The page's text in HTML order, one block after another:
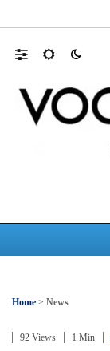
Home > News
92 Views 1 Min